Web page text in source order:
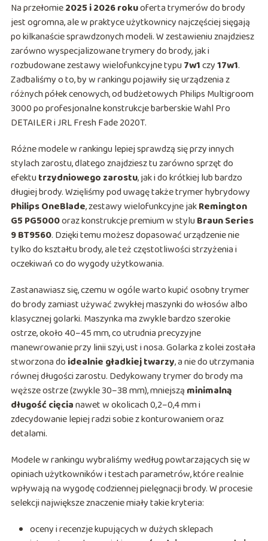
Na przełomie2025 i 2026 rokuoferta trymerów do brody
jest ogromna, ale w praktyce użytkownicy najczęściej sięgają
po kilkanaście sprawdzonych modeli. W zestawieniu znajdziesz
zarówno wyspecjalizowane trymery do brody, jak i
rozbudowane zestawy wielofunkcyjne typu7w1czy17w1.
Zadbaliśmy o to, by w rankingu pojawiły się urządzenia z
różnych półek cenowych, od budżetowych Philips Multigroom
3000 po profesjonalne konstrukcje barberskie Wahl Pro
DETAILER i JRL Fresh Fade 2020T.
Różne modele w rankingu lepiej sprawdzą się przy innych
stylach zarostu, dlatego znajdziesz tu zarówno sprzęt do
efektutrzydniowego zarostu, jak i do krótkiej lub bardzo
długiej brody. Wzięliśmy pod uwagę także trymer hybrydowy
Philips OneBlade, zestawy wielofunkcyjne jakRemington
G5 PG5000oraz konstrukcje premium w styluBraun Series
9 BT9560. Dzięki temu możesz dopasować urządzenie nie
tylko do kształtu brody, ale też częstotliwości strzyżenia i
oczekiwań co do wygody użytkowania.
Zastanawiasz się, czemu w ogóle warto kupić osobny trymer
do brody zamiast używać zwykłej maszynki do włosów albo
klasycznej golarki. Maszynka ma zwykle bardzo szerokie
ostrze, około 40–45 mm, co utrudnia precyzyjne
manewrowanie przy linii szyi, ust i nosa. Golarka z kolei została
stworzona do idealnie gładkiej twarzy, a nie do utrzymania
równej długości zarostu. Dedykowany trymer do brody ma
węższe ostrze (zwykle 30–38 mm), mniejszą minimalną
długość cięcianawet w okolicach 0,2–0,4 mm i
zdecydowanie lepiej radzi sobie z konturowaniem oraz
detalami.
Modele w rankingu wybraliśmy według powtarzających się w
opiniach użytkowników i testach parametrów, które realnie
wpływają na wygodę codziennej pielęgnacji brody. W procesie
selekcji największe znaczenie miały takie kryteria:
oceny i recenzje kupujących w dużych sklepach